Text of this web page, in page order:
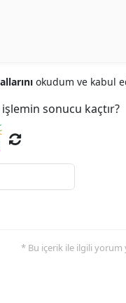
okudum ve kabul
sonucu kaçtır?
* Bu içerik ile ilgili yorum